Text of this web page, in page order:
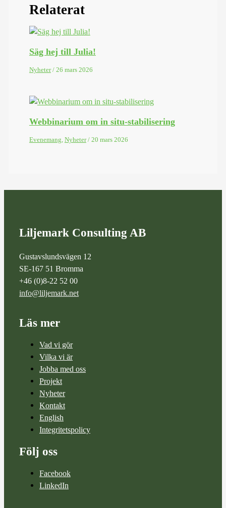
Relaterat
Säg hej till Julia!
Nyheter/ 26 mars 2026
Webbinarium om in situ-stabilisering
Evenemang, Nyheter/ 20 mars 2026
Liljemark Consulting AB
Gustavslundsvägen 12
SE-167 51 Bromma
+46 (0)8-22 52 00
info@liljemark.net
Läs mer
Vad vi gör
Vilka vi är
Jobba med oss
Projekt
Nyheter
Kontakt
English
Integritetspolicy
Följ oss
Facebook
LinkedIn